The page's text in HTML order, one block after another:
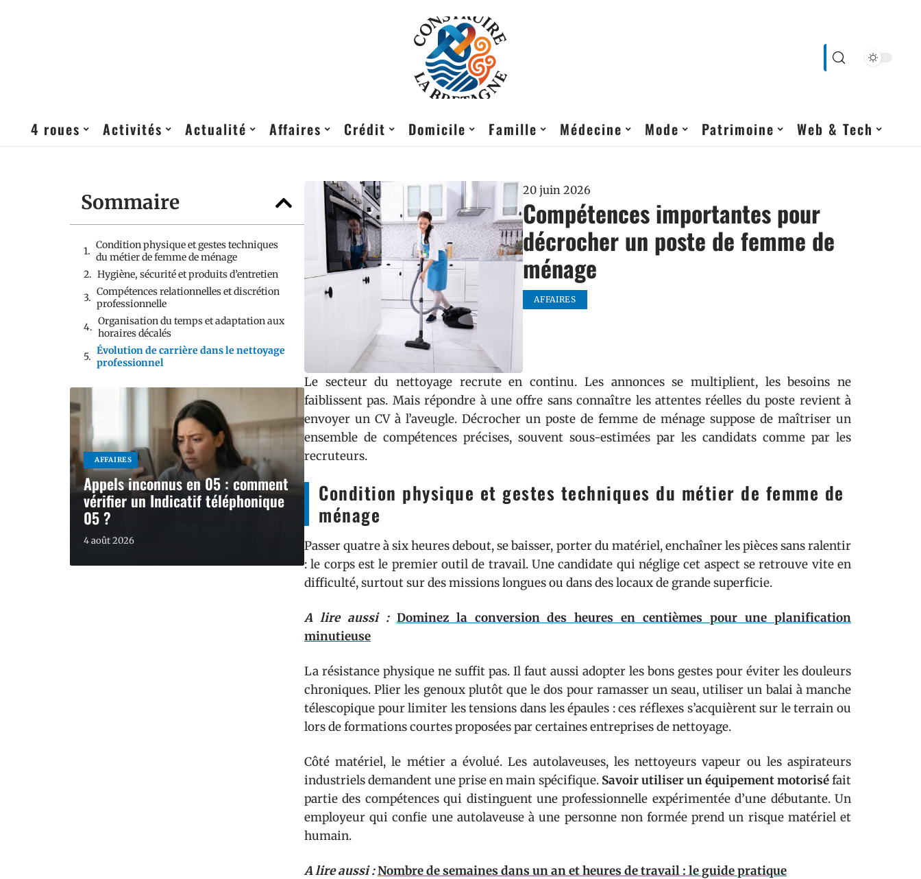
4 roues Activités Actualité Affaires Crédit Domicile Famille Médecine Mode Patrimoine Web & Tech
Sommaire
Condition physique et gestes techniques
du métier de femme de ménage
Hygiène, sécurité et produits d’entretien
Compétences relationnelles et discrétion
professionnelle
Organisation du temps et adaptation aux
horaires décalés
Évolution de carrière dans le nettoyage
professionnel
AFFAIRES
Appels inconnus en 05 : comment
vérifier un Indicatif téléphonique
05 ?
4 août 2026
20 juin 2026
Compétences importantes pour
décrocher un poste de femme de
ménage
AFFAIRES
Le secteur du nettoyage recrute en continu. Les annonces se multiplient, les besoins ne
faiblissent pas. Mais répondre à une offre sans connaître les attentes réelles du poste revient à
envoyer un CV à l’aveugle. Décrocher un poste de femme de ménage suppose de maîtriser un
ensemble de compétences précises, souvent sous-estimées par les candidats comme par les
recruteurs.
Condition physique et gestes techniques du métier de femme de
ménage
Passer quatre à six heures debout, se baisser, porter du matériel, enchaîner les pièces sans ralentir
: le corps est le premier outil de travail. Une candidate qui néglige cet aspect se retrouve vite en
difficulté, surtout sur des missions longues ou dans des locaux de grande superficie.
A lire aussi : Dominez la conversion des heures en centièmes pour une planification
minutieuse
La résistance physique ne suffit pas. Il faut aussi adopter les bons gestes pour éviter les douleurs
chroniques. Plier les genoux plutôt que le dos pour ramasser un seau, utiliser un balai à manche
télescopique pour limiter les tensions dans les épaules : ces réflexes s’acquièrent sur le terrain ou
lors de formations courtes proposées par certaines entreprises de nettoyage.
Côté matériel, le métier a évolué. Les autolaveuses, les nettoyeurs vapeur ou les aspirateurs
industriels demandent une prise en main spécifique. Savoir utiliser un équipement motoriséfait
partie des compétences qui distinguent une professionnelle expérimentée d’une débutante. Un
employeur qui confie une autolaveuse à une personne non formée prend un risque matériel et
humain.
A lire aussi :Nombre de semaines dans un an et heures de travail : le guide pratique